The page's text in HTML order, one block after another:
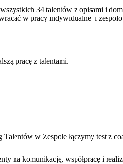
34 talentów z opisami i
w pracy indywidualnej i
pracę z talentami.
w Zespole łączymy test z
na komunikację, współpracę i